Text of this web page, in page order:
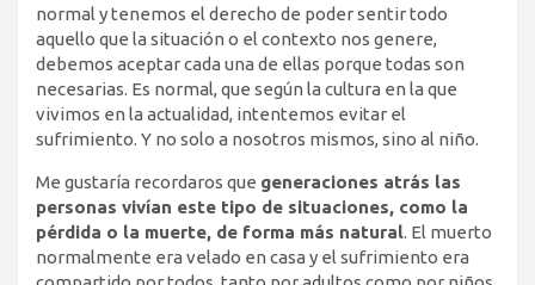
normal y tenemos el derecho de poder sentir todo
aquello que la situación o el contexto nos genere,
debemos aceptar cada una de ellas porque todas son
necesarias. Es normal, que según la cultura en la que
vivimos en la actualidad, intentemos evitar el
sufrimiento. Y no solo a nosotros mismos, sino al niño.
Me gustaría recordaros que generaciones atrás las
personas vivían este tipo de situaciones, como la
pérdida o la muerte, de forma más natural. El muerto
normalmente era velado en casa y el sufrimiento era